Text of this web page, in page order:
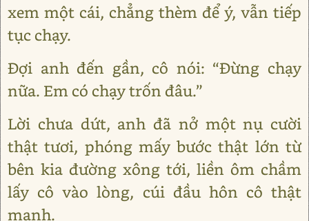
xem một cái, chẳng thèm để ý, vẫn tiếp
tục chạy.
Đợi anh đến gần, cô nói: “Đừng chạy
nữa. Em có chạy trốn đâu.”
Lời chưa dứt, anh đã nở một nụ cười
thật tươi, phóng mấy bước thật lớn từ
bên kia đường xông tới, liền ôm chầm
lấy cô vào lòng, cúi đầu hôn cô thật
mạnh.